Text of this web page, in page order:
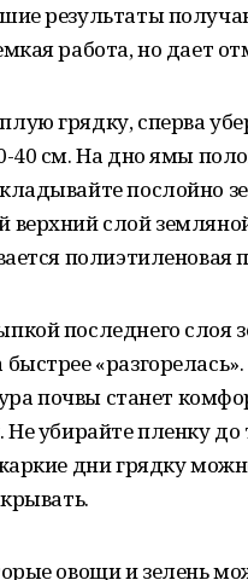
результаты
работа, но дает
грядку, сперва
40 см. На дно ямы
послойно
верхний слой
полиэтиленовая
последнего слоя
почвы станет
убирайте пленку до
дни грядку
овощи и зелень